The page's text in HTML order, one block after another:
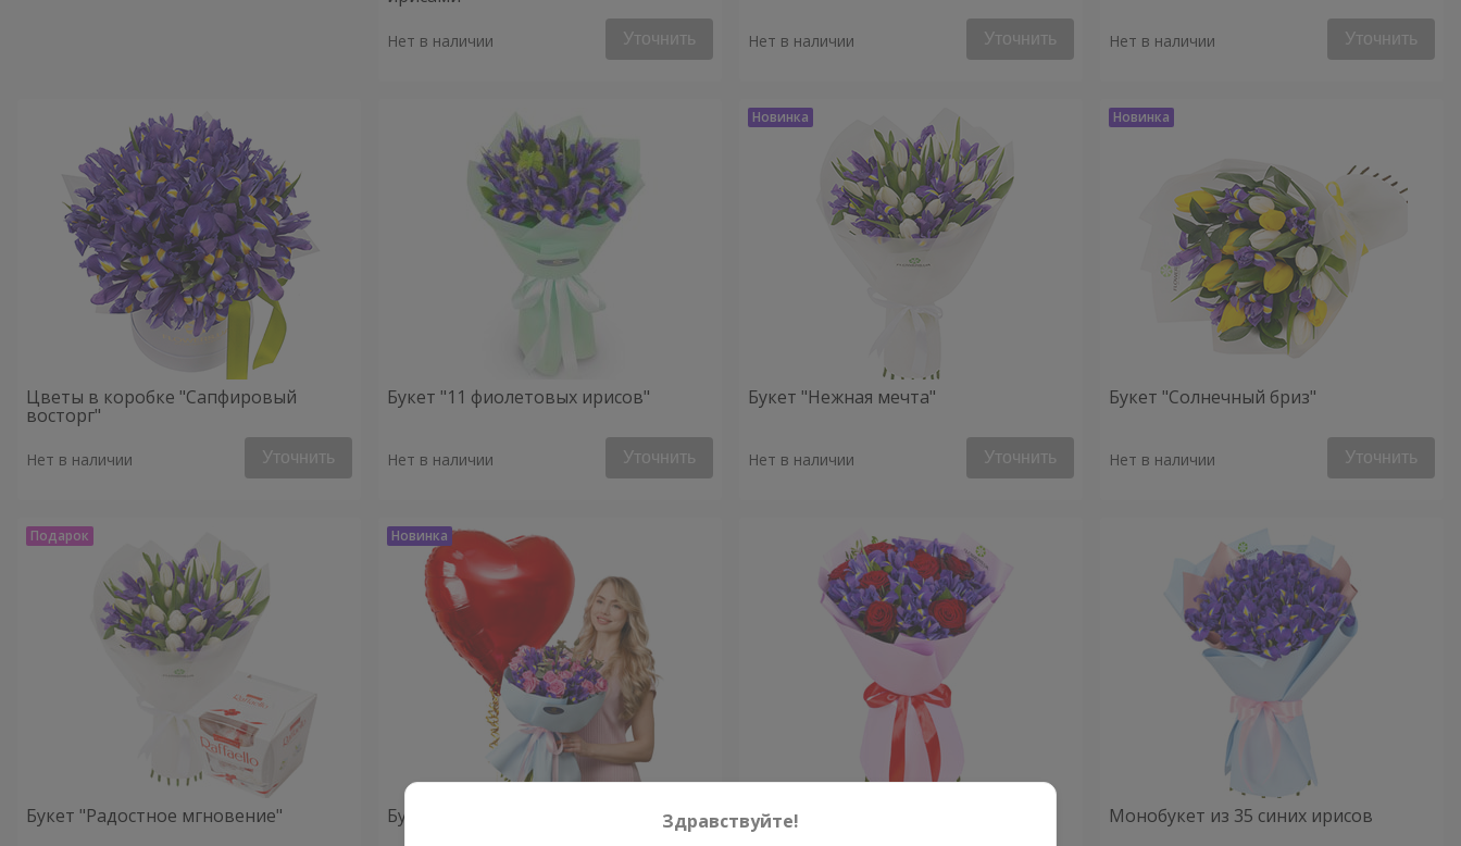
Нет в наличии Уточнить Нет в наличии Уточнить Нет в наличии Уточнить
Цветы в коробке "Сапфировый
восторг"
Нет в наличии Уточнить
Букет "11 фиолетовых ирисов"
Нет в наличии Уточнить
Букет "Нежная мечта"
Нет в наличии Уточнить
Букет "Солнечный бриз"
Нет в наличии Уточнить
Букет "Радостное мгновение" Букет "Ключ к сердцу" с шаром Букет "Pinot Noir" Монобукет из 35 синих ирисов
Здравствуйте!